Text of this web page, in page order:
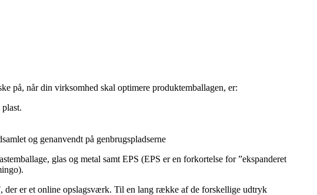
på, når din virksomhed skal optimere produktemballagen, er:
og genanvendt på genbrugspladserne
glas og metal samt EPS (EPS er en forkortelse for ”ekspanderet
der er et online opslagsværk. Til en lang række af de forskellige udtryk